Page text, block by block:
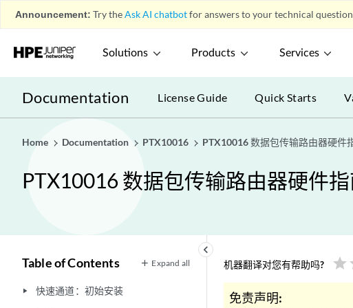
Announcement: Try theAsk AI chatbotfor answers to your technical
Solutions Products Services
Documentation License Guide Quick Starts
Home Documentation PTX10016 PTX10016 数据包传输路由器硬件
PTX10016 数据包传输路由器硬件
keyboard_arrow_left
Table of Contents Expand all
play_arrow 快速通道：初始安装
机器翻译对您有帮助吗? star
免责声明: